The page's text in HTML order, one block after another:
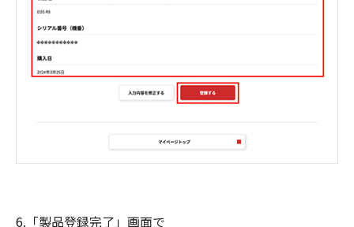
6.「製品登録完了」画面で